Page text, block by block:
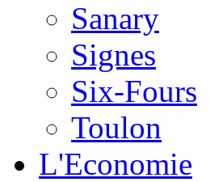
Sanary
Signes
Six-Fours
Toulon
L'Economie